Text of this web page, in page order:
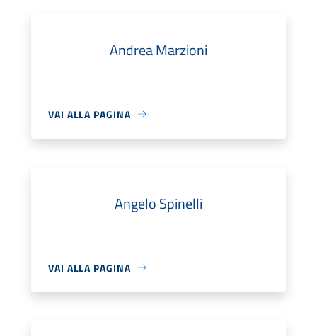
Andrea Marzioni
VAI ALLA PAGINA
Angelo Spinelli
VAI ALLA PAGINA